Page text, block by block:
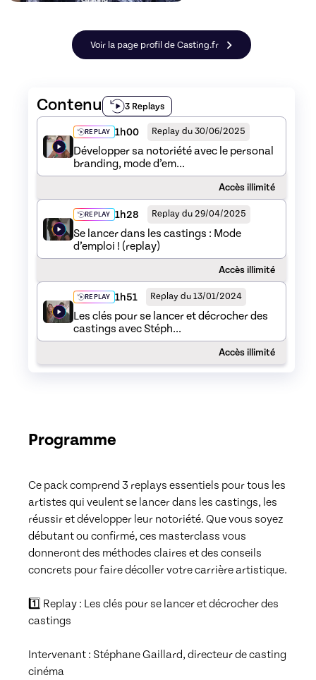
Voir la page profil de Casting.fr
Contenu 3 Replays
REPLAY 1h00 Replay du 30/06/2025
Développer sa notoriété avec le personal
branding, mode d’em...
Accès illimité
REPLAY 1h28 Replay du 29/04/2025
Se lancer dans les castings : Mode
d’emploi ! (replay)
Accès illimité
REPLAY 1h51 Replay du 13/01/2024
Les clés pour se lancer et décrocher des
castings avec Stéph...
Accès illimité
Programme
Ce pack comprend 3 replays essentiels pour tous les
artistes qui veulent se lancer dans les castings, les
réussir et développer leur notoriété. Que vous soyez
débutant ou confirmé, ces masterclass vous
donneront des méthodes claires et des conseils
concrets pour faire décoller votre carrière artistique.
1️⃣ Replay : Les clés pour se lancer et décrocher des
castings
Intervenant : Stéphane Gaillard, directeur de casting
cinéma